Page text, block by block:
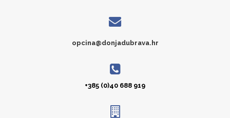
opcina@donjadubrava.hr
+385 (0)40 688 919